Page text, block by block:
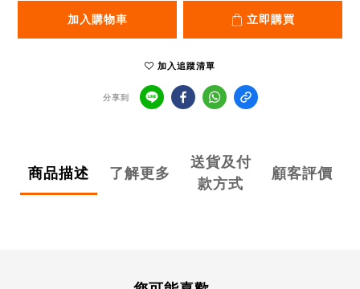
加入購物車 立即購買
加入追蹤清單
分享到
商品描述 了解更多
送貨及付
款方式
顧客評價